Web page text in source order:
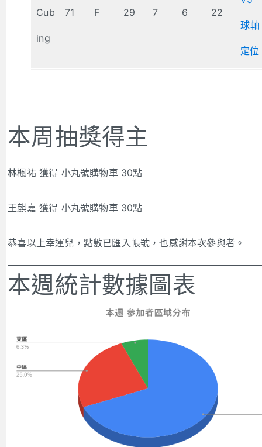
Cub
ing
71 F 29 7 6 22
球軸
定位
本周抽獎得主
林楓祐 獲得 小丸號購物車 30點
王麒嘉 獲得 小丸號購物車 30點
恭喜以上幸運兒，點數已匯入帳號，也感謝本次參與者。
本週統計數據圖表